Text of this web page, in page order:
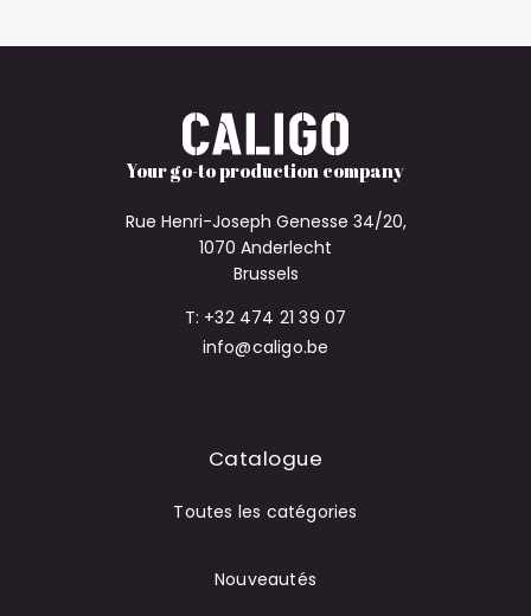
Your go-to production company
Rue Henri-Joseph Genesse 34/20,
1070 Anderlecht
Brussels
T: +32 474 21 39 07
info@caligo.be
Catalogue
Toutes les catégories
Nouveautés